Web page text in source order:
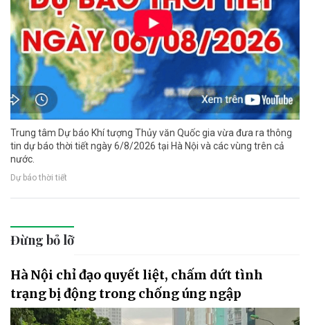
Trung tâm Dự báo Khí tượng Thủy văn Quốc gia vừa đưa ra thông
tin dự báo thời tiết ngày 6/8/2026 tại Hà Nội và các vùng trên cả
nước.
Dự báo thời tiết
Đừng bỏ lỡ
Hà Nội chỉ đạo quyết liệt, chấm dứt tình
trạng bị động trong chống úng ngập